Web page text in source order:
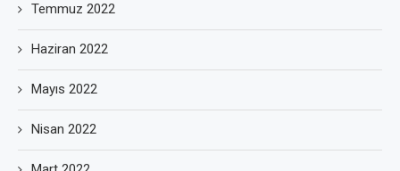
Temmuz 2022
Haziran 2022
Mayıs 2022
Nisan 2022